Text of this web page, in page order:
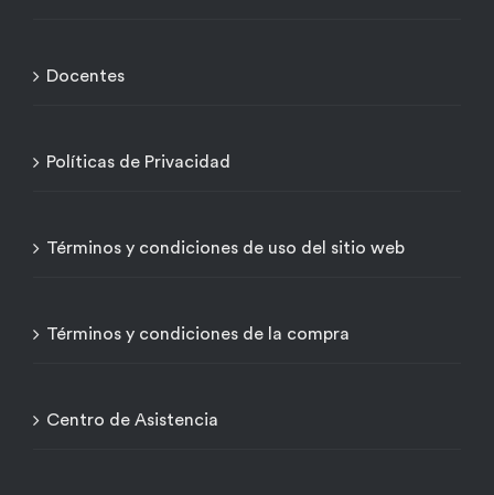
Docentes
Políticas de Privacidad
Términos y condiciones de uso del sitio web
Términos y condiciones de la compra
Centro de Asistencia